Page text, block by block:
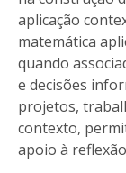
aplicação
matemática
quando
e decisões
projetos,
contexto,
apoio à